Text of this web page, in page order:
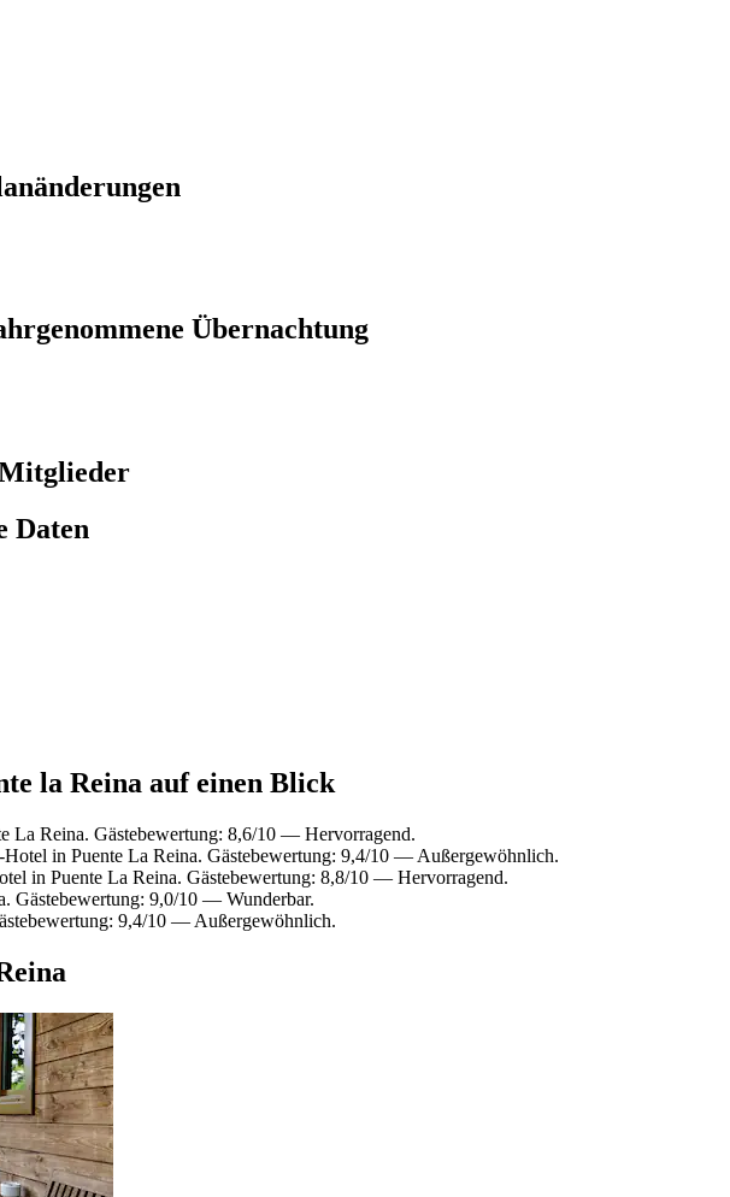
Übernachtung
Daten
la Reina auf einen Blick
La Reina. Gästebewertung: 8,6/10 — Hervorragend.
in Puente La Reina. Gästebewertung: 9,4/10 — Außergewöhnlich.
in Puente La Reina. Gästebewertung: 8,8/10 — Hervorragend.
Gästebewertung: 9,0/10 — Wunderbar.
9,4/10 — Außergewöhnlich.